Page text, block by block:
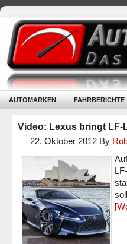
AUTOMARKEN FAHRBERICHTE
Video: Lexus bringt LF-
22. Oktober 2012 By